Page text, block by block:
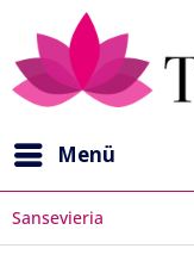
Menü
Sansevieria